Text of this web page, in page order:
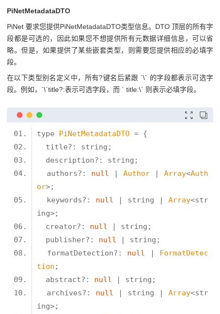
PiNetMetadataDTO
PiNet 要求您提供PiNetMetadataDTO类型信息。DTO 顶层的所有字
段都是可选的，因此如果您不想提供所有元数据详细信息，可以省
略。但是，如果提供了某些嵌套类型，则需要您提供相应的必填字
段。
在以下类型别名定义中，所有?键名后紧跟 `\` 的字段都表示可选字
段。例如，`\`title?:表示可选字段，而 ` title:\` 则表示必填字段。
type PiNetMetadataDTO
authors?: null | Author | Array<Auth
or
keywords?: null | string | Array<str
creator?: null
publisher?: null
formatDetection?: null | FormatDetec
tion
abstract?: null
archives?: null | string | Array<str
 